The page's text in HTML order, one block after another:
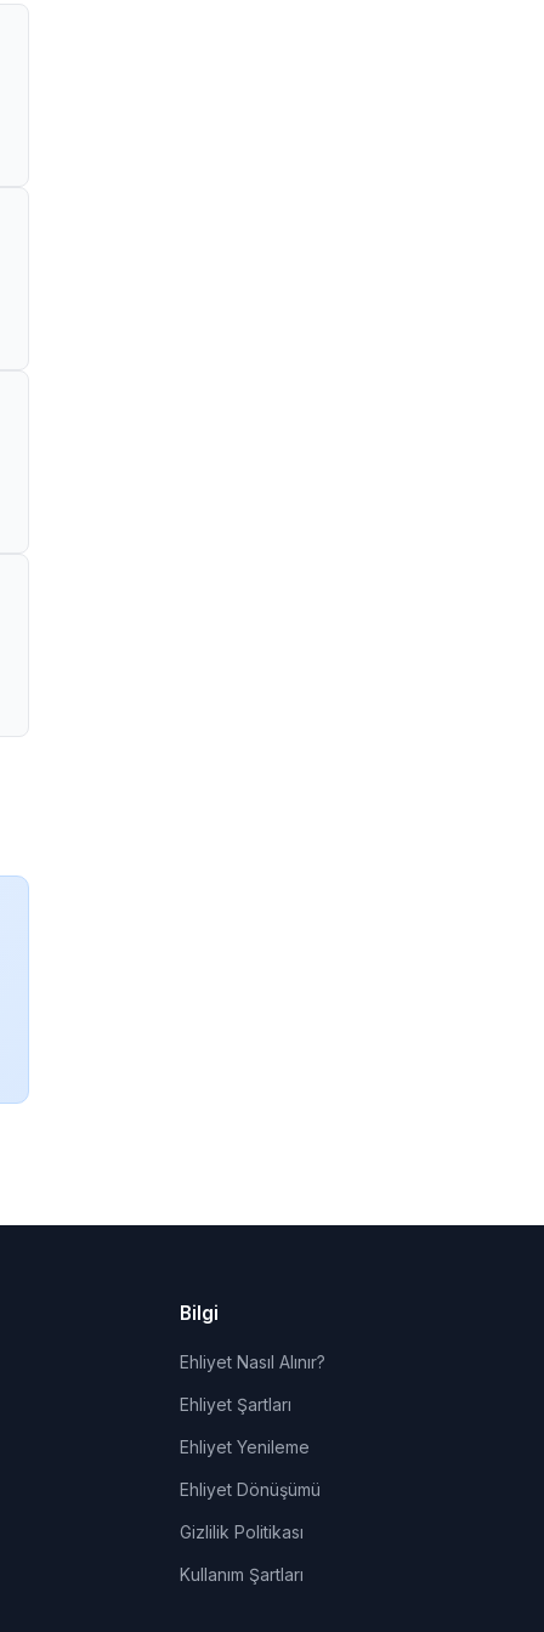
Bilgi
Ehliyet Nasıl Alınır?
Ehliyet Şartları
Ehliyet Yenileme
Ehliyet Dönüşümü
Gizlilik Politikası
Kullanım Şartları